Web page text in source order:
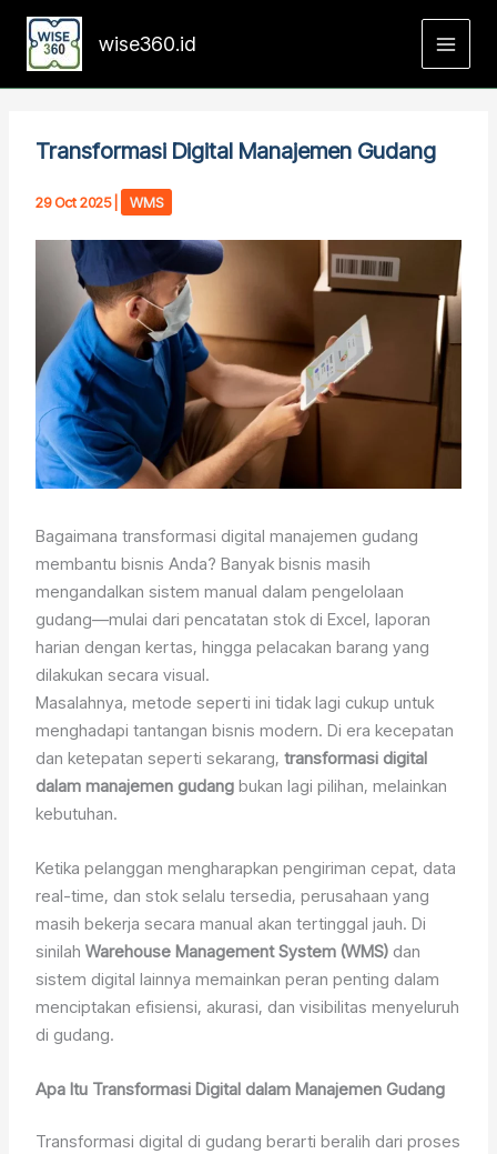
Skip
content
wise360.id
Transformasi Digital Manajemen Gudang
29 Oct 2025 WMS
Bagaimana transformasi digital manajemen gudang
membantu bisnis Anda? Banyak bisnis masih
mengandalkan sistem manual dalam pengelolaan
gudang—mulai dari pencatatan stok di Excel, laporan
harian dengan kertas, hingga pelacakan barang yang
dilakukan secara visual.
Masalahnya, metode seperti ini tidak lagi cukup untuk
menghadapi tantangan bisnis modern. Di era kecepatan
dan ketepatan seperti sekarang,transformasi digital
dalam manajemen gudang bukan lagi pilihan, melainkan
kebutuhan.
Ketika pelanggan mengharapkan pengiriman cepat, data
real-time, dan stok selalu tersedia, perusahaan yang
masih bekerja secara manual akan tertinggal jauh. Di
sinilahWarehouse Management System (WMS) dan
sistem digital lainnya memainkan peran penting dalam
menciptakan efisiensi, akurasi, dan visibilitas menyeluruh
di gudang.
Apa Itu Transformasi Digital dalam Manajemen Gudang
Transformasi digital di gudang berarti beralih dari proses